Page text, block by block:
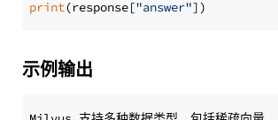
print(response["answer"
示例输出